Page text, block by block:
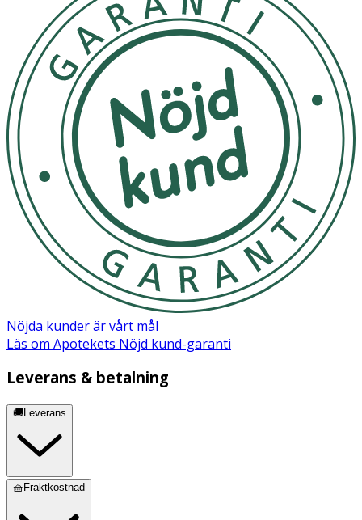
Nöjda kunder är vårt mål
Läs om Apotekets Nöjd kund-garanti
Leverans & betalning
🚚Leverans
🧺Fraktkostnad